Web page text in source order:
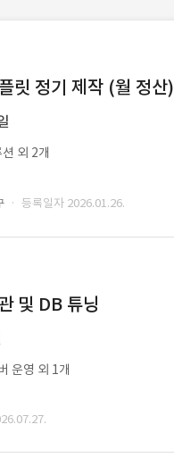
릿 정기 제작 (월 정산)
외 2개
· 등록일자 2026.01.26.
및 DB 튜닝
운영 외 1개